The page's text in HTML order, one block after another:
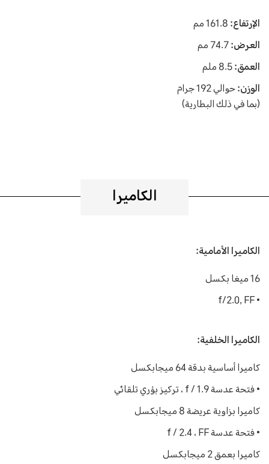
الإرتفاع:
العرض:
العمق:
الوزن:حوالي 192 جرام
(بما في ذلك البطارية)
الكاميرا
الكاميرا الأمامية:
16 ميغا بكسل
• f/2.0, FF
الكاميرا الخلفية:
كاميرا أساسية بدقة 64 ميجابكسل
• فتحة عدسة f / 1.9 ، تركيز بؤري تلقائي
كاميرا بزاوية عريضة 8 ميجابكسل
• فتحة عدسة f / 2.4 ، FF
كاميرا بعمق 2 ميجابكسل